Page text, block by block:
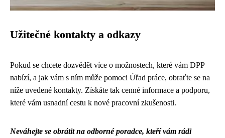
Užitečné kontakty a odkazy
Pokud se chcete dozvědět více o možnostech, které vám DPP
nabízí, a jak vám s ním může pomoci Úřad práce, obraťte se na
níže uvedené kontakty. Získáte tak cenné informace a podporu,
které vám usnadní cestu k nové pracovní zkušenosti.
Neváhejte se obrátit na odborné poradce, kteří vám rádi